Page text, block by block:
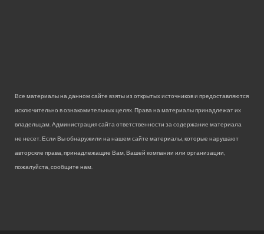
Все материалы на данном сайте взяты из открытых источников и предоставляются
исключительно в ознакомительных целях. Права на материалы принадлежат их
владельцам. Администрация сайта ответственности за содержание материала
не несет. Если Вы обнаружили на нашем сайте материалы, которые нарушают
авторские права, принадлежащие Вам, Вашей компании или организации,
пожалуйста, сообщите нам.